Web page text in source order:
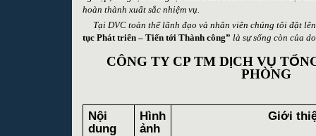
hoàn thành xuất sắc nhiệm vụ.
Tại DVC toàn thể lãnh đạo và nhân viên chúng tôi đặt
tục Phát triển – Tiến tới Thành công” là sự sống còn của
CÔNG TY CP TM DỊCH VỤ TỔ
PHÒNG
Nội
dung
Hình
ảnh
Giới thiệu